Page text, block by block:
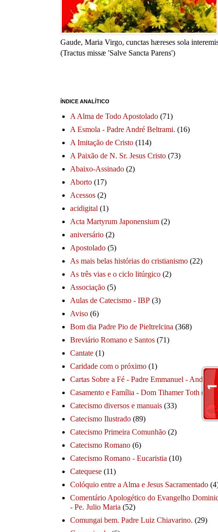
Gaude, Maria Virgo, cunctas hæreses sola
(Tractus missæ 'Salve Sancta Parens')
ÍNDICE ANALÍTICO
A Alma de Todo Apostolado (71)
A Esmola - Padre André Beltrami. (16)
A Imitação de Cristo (114)
A Paixão de N. Sr. Jesus Cristo (73)
Abaixo-Assinado (2)
Aborto (17)
Acessos (2)
acidigital (1)
Acta Martyrum Japonensium (2)
aniversário (2)
Apostolado (5)
As mais belas histórias do cristianismo (22)
As três vias e o ciclo litúrgico (2)
Associação (5)
Aulas de Catecismo - IBP (3)
Aviso (6)
Bom dia Padre Pio de Pieltrelcina (368)
Breviário Romano e Santos (71)
Cantate (1)
Caridade com o próximo (1)
Cartas Sobre a Fé - Padre Emmanuel - André
Casamento e Família - Dom Tihamer Toth (115)
Catecismo diversos e manuais (33)
Catecismo Ilustrado (89)
Catecismo Primeira Comunhão (2)
Catecismo Romano (6)
Catecismo Romano - Eucaristia (10)
Catequese (11)
Colóquio entre a Alma e Jesus Sacramentado
Comentário Apologético do Evangelho
- Pe. Julio Maria (52)
Comungai bem. Padre Luiz Chiavarino. (29)